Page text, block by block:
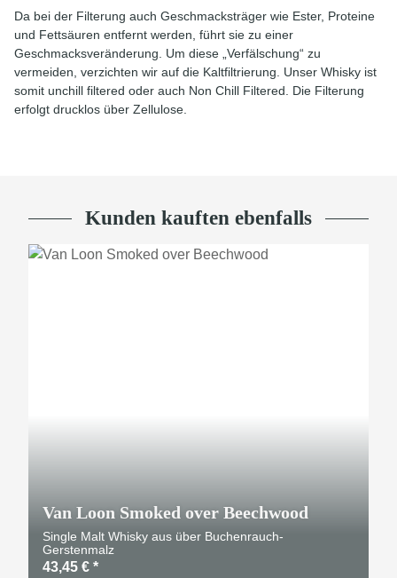
Da bei der Filterung auch Geschmacksträger wie Ester, Proteine
und Fettsäuren entfernt werden, führt sie zu einer
Geschmacksveränderung. Um diese „Verfälschung“ zu
vermeiden, verzichten wir auf die Kaltfiltrierung. Unser Whisky ist
somit unchill filtered oder auch Non Chill Filtered. Die Filterung
erfolgt drucklos über Zellulose.
Kunden kauften ebenfalls
Van Loon Smoked over Beechwood
Single Malt Whisky aus über Buchenrauch-
Gerstenmalz
43,45 € *